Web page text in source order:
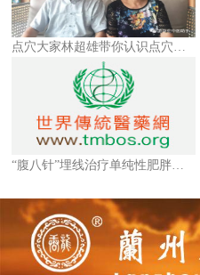
点穴大家林超雄带你认识点穴疗法